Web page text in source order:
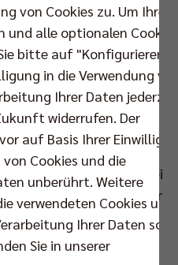
Sieg
die Frage stellen,
aufhalten soll.
der Vize-Meister
ohne Satzverlust
bis 21 ein, die für ein
sieben Zählern (bei
Volleys sorgen. „Wir
und sind
mache ich meiner
Wir haben darauf
von Cookies zu. Um Ihre
und alle optionalen Cookies
bitte auf "Konfigurieren".
in die Verwendung
Ihrer Daten
widerrufen. Der
auf Basis Ihrer
Cookies und die
unberührt. Weitere
verwendeten Cookies und
Ihrer Daten
Sie in unserer